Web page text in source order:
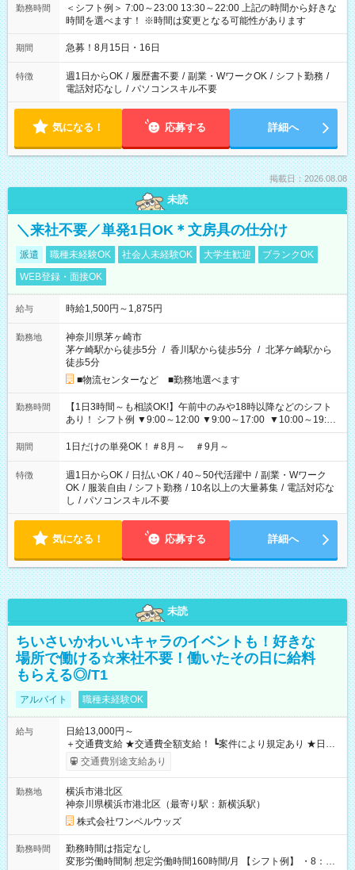
勤務時間
＜シフト例＞ 7:00～23:00 13:30～22:00 上記の時間から好きな
時間を選べます！ ※時間は変更となる可能性があります
期間 急募！8月15日・16日
特徴 週1日からOK / 履歴書不要 / 副業・WワークOK / シフト勤務 /
電話対応なし / パソコンスキル不要
気になる！ 応募する 詳細へ
掲載日：2026.08.08
未読
＼来社不要／単発1日OK＊文房具の仕分け
派遣 職種未経験OK 社会人未経験OK 大学生歓迎
ブランクOK
WEB登録・面接OK
給与 時給1,500円～1,875円
勤務地
神奈川県茅ヶ崎市
茅ケ崎駅から徒歩5分 / 香川駅から徒歩5分 / 北茅ケ崎駅から
徒歩5分
■物流センターなど ■勤務地選べます
勤務時間
【1日3時間～も相談OK!】午前中のみや18時以降などのシフト
あり！ シフト例 ▼9:00～12:00 ▼9:00～17:00 ▼10:00～19:00
▼18:00～21:00
期間 1日だけの単発OK！＃8月～ ＃9月～
特徴 週1日からOK / 日払いOK / 40～50代活躍中 / 副業・Wワーク
OK / 服装自由 / シフト勤務 / 10名以上の大量募集 / 電話対応な
し / パソコンスキル不要
気になる！ 応募する 詳細へ
未読
ちいさいかわいいキャラのイベントも！好きな
場所で働ける☆来社不要！働いたその日に給料
もらえる◎/T1
アルバイト 職種未経験OK
給与
日給13,000円～
＋交通費支給 ★交通費全額支給！ ┗案件により規定あり ★日払
いOK！（規定あり） ┗働いたその日に現金GET♪ お仕事後はコ
ンビニATMから 日払い分を引き落とせます！ 【試用期間】試
交通費別途支給あり
勤務地
横浜市港北区
神奈川県横浜市港北区（最寄り駅：新横浜駅）
株式会社ワンベルウッズ
勤務時間
勤務時間は指定なし
変形労働時間制 想定労働時間160時間/月 【シフト例】 ・8：00